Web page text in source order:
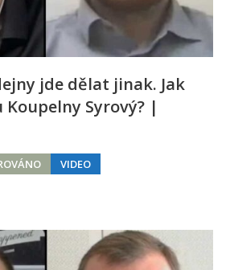
jde dělat jinak. Jak
Syrový? |
VIDEO